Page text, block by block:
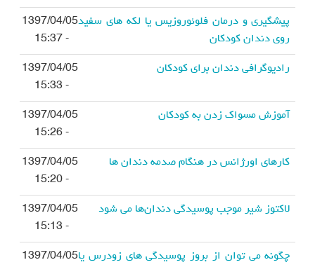
پیشگیری و درمان فلوئوروزیس یا لکه های سفید
روی دندان کودکان
1397/04/05
- 15:37
رادیوگرافی دندان برای کودکان
1397/04/05
- 15:33
آموزش مسواک زدن به کودکان
1397/04/05
- 15:26
کارهای اورژانس در هنگام صدمه دندان ها
1397/04/05
- 15:20
لاکتوز شیر موجب پوسیدگی دندان‌ها می شود
1397/04/05
- 15:13
چگونه می توان از بروز پوسیدگی های زودرس یا1397/04/05